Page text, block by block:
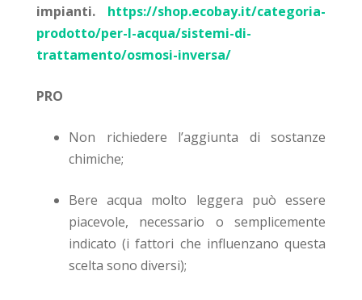
impianti. https://shop.ecobay.it/categoria-
prodotto/per-l-acqua/sistemi-di-
trattamento/osmosi-inversa/
PRO
Non richiedere l’aggiunta di sostanze
chimiche;
Bere acqua molto leggera può essere
piacevole, necessario o semplicemente
indicato (i fattori che influenzano questa
scelta sono diversi);